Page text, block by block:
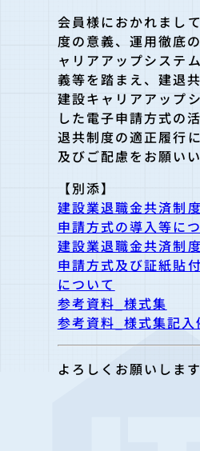
会員様におかれまし
度の意義、運用徹底
ャリアアップシステ
義等を踏まえ、建退
建設キャリアアップ
した電子申請方式の活
退共制度の適正履行
及びご配慮をお願い
【別添】
建設業退職金共済制
申請方式の導入等に
建設業退職金共済制
申請方式及び証紙貼
について
参考資料_様式集
参考資料_様式集記入
よろしくお願いします